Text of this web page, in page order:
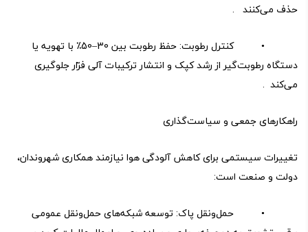
حذف می‌کنند .
• کنترل رطوبت: حفظ رطوبت بین 30–50٪ با تهویه یا
دستگاه رطوبت‌گیر از رشد کپک و انتشار ترکیبات آلی فرّار جلوگیری
می‌کند .
راهکارهای جمعی و سیاست‌گذاری
تغییرات سیستمی برای کاهش آلودگی هوا نیازمند همکاری شهروندان،
دولت و صنعت است:
• حمل‌ونقل پاک: توسعه شبکه‌های حمل‌ونقل عمومی